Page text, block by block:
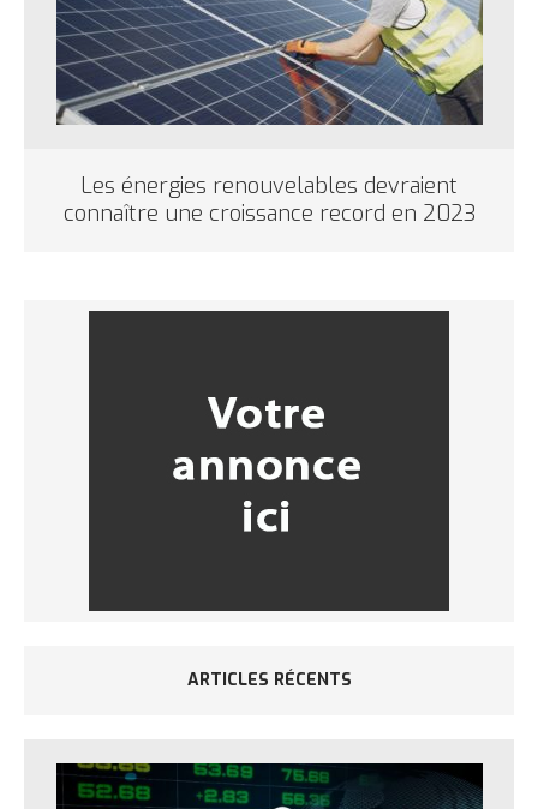
Les énergies renouvelables devraient
connaître une croissance record en 2023
ARTICLES RÉCENTS